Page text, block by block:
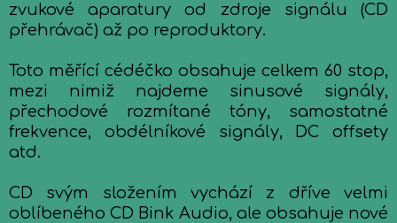
zvukové aparatury od zdroje signálu (CD
přehrávač) až po reproduktory.
Toto měřící cédéčko obsahuje celkem 60 stop,
mezi nimiž najdeme sinusové signály,
přechodové rozmítané tóny, samostatné
frekvence, obdélníkové signály, DC offsety
atd.
CD svým složením vychází z dříve velmi
oblíbeného CD Bink Audio, ale obsahuje nové